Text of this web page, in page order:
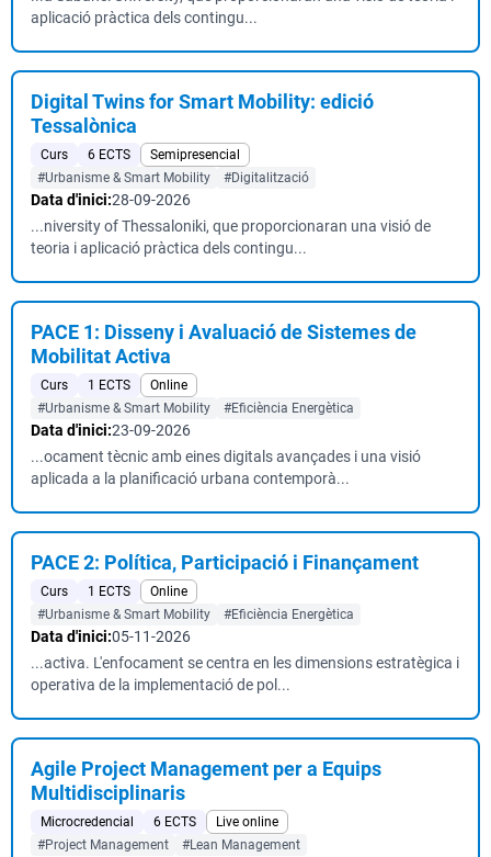
aplicació pràctica dels contingu...
Digital Twins for Smart Mobility: edició
Tessalònica
Curs 6 ECTS
Semipresencial
#Urbanisme & Smart Mobility
#Digitalització
Data d'inici:28-09-2026
...niversity of Thessaloniki, que proporcionaran una visió de
teoria i aplicació pràctica dels contingu...
PACE 1: Disseny i Avaluació de Sistemes de
Mobilitat Activa
Curs 1 ECTS
Online
#Urbanisme & Smart Mobility
#Eficiència Energètica
Data d'inici:23-09-2026
...ocament tècnic amb eines digitals avançades i una visió
aplicada a la planificació urbana contemporà...
PACE 2: Política, Participació i Finançament
Curs 1 ECTS
Online
#Urbanisme & Smart Mobility
#Eficiència Energètica
Data d'inici:05-11-2026
...activa. L'enfocament se centra en les dimensions estratègica i
operativa de la implementació de pol...
Agile Project Management per a Equips
Multidisciplinaris
Microcredencial 6 ECTS
Live online
#Project Management
#Lean Management